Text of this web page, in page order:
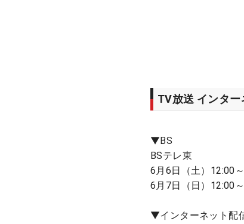
TV放送 インタ
▼BS
BSテレ東
6月6日（土）12:00
6月7日（日）12:00
▼インターネット配